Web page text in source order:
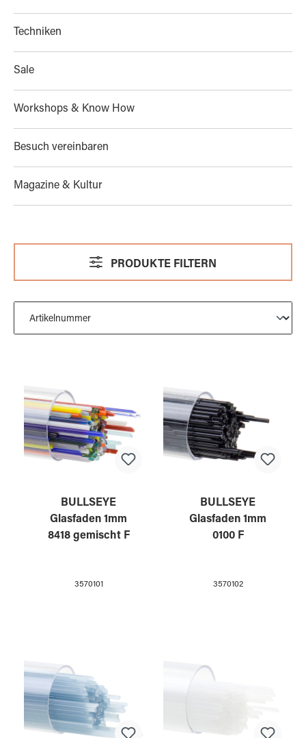
Techniken
Sale
Workshops & Know How
Besuch vereinbaren
Magazine & Kultur
PRODUKTE FILTERN
BULLSEYE
Glasfaden 1mm
8418 gemischt F
3570101
BULLSEYE
Glasfaden 1mm
0100 F
3570102